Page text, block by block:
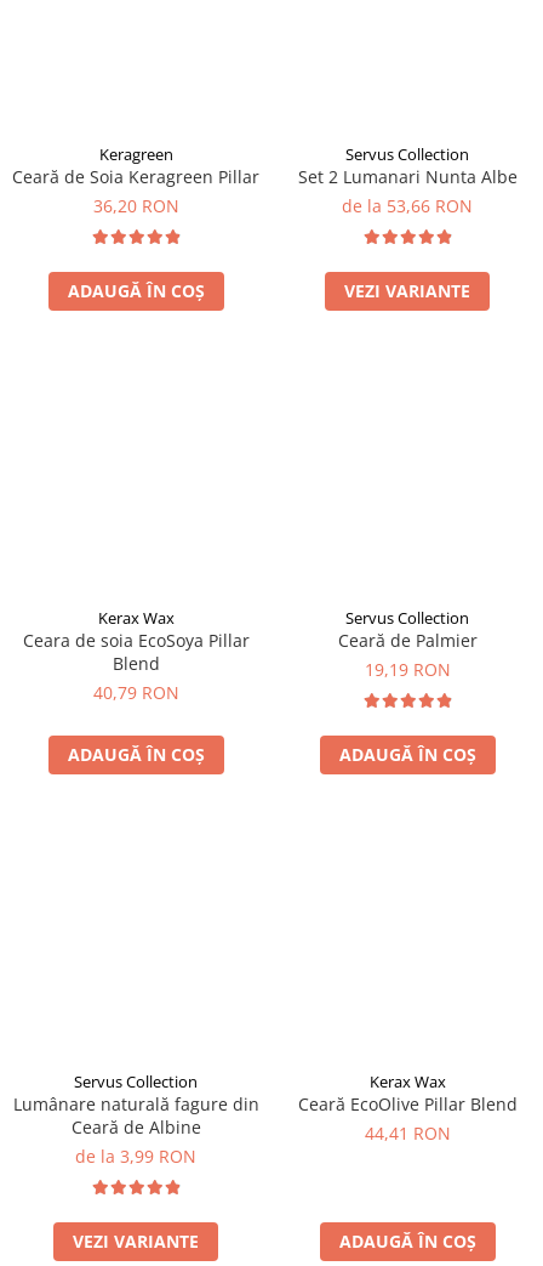
Keragreen
Ceară de Soia Keragreen Pillar
36,20 RON
ADAUGĂ ÎN COȘ
Servus Collection
Set 2 Lumanari Nunta Albe
de la 53,66 RON
VEZI VARIANTE
Kerax Wax
Ceara de soia EcoSoya Pillar
Blend
40,79 RON
ADAUGĂ ÎN COȘ
Servus Collection
Ceară de Palmier
19,19 RON
ADAUGĂ ÎN COȘ
Servus Collection
Lumânare naturală fagure din
Ceară de Albine
de la 3,99 RON
VEZI VARIANTE
Kerax Wax
Ceară EcoOlive Pillar Blend
44,41 RON
ADAUGĂ ÎN COȘ